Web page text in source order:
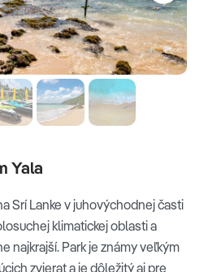
Yala
Srí Lanke v juhovýchodnej časti
klimatickej oblasti a
najkrajší. Park je známy veľkým
zvierat a je dôležitý aj pre